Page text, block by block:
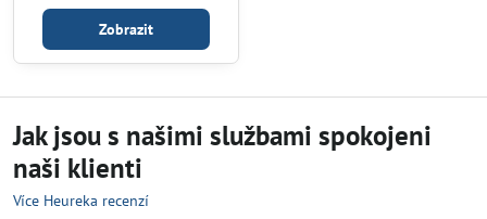
Zobrazit
Jak jsou s našimi službami spokojeni
naši klienti
Více Heureka recenzí